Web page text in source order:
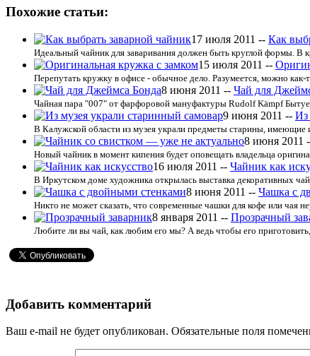
Похожие статьи:
17 июля 2011 -- Как
Идеальный чайник для заваривания должен быть круглой формы.
15 июля 2011 --
Перепутать кружку в офисе - обычное дело. Разумеется, можно как-
8 июня 2011 -- Чай для
Чайная пара "007" от фарфоровой мануфактуры Rudolf Kämpf
9 июня 2011 -- Из
В Калужской области из музея украли предметы старины, имеющие
8 июня 2011
Новый чайник в момент кипения будет оповещать владельца
16 июля 2011 -- Чайник как
В Иркутском доме художника открылась выставка декоративных
8 июня 2011 -- Чашка с
Никто не может сказать, что современные чашки для кофе или чая
8 января 2011 -- Прозрачный
Любите ли вы чай, как любим его мы? А ведь чтобы его
Добавить комментарий
Ваш e-mail не будет опубликован. Обязательные поля